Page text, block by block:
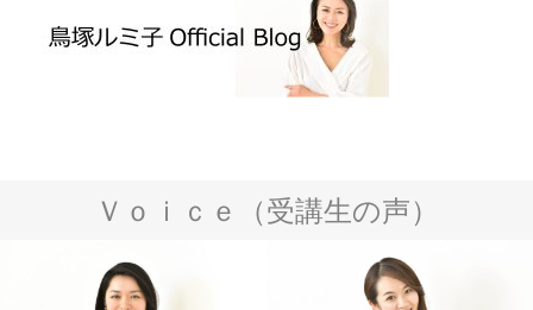
Ｖｏｉｃｅ（受講生の声）